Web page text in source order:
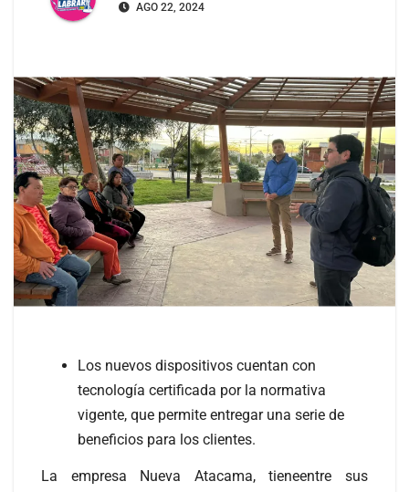
AGO 22, 2024
Los nuevos dispositivos cuentan con
tecnología certificada por la normativa
vigente, que permite entregar una serie de
beneficios para los clientes.
La empresa Nueva Atacama, tieneentre sus